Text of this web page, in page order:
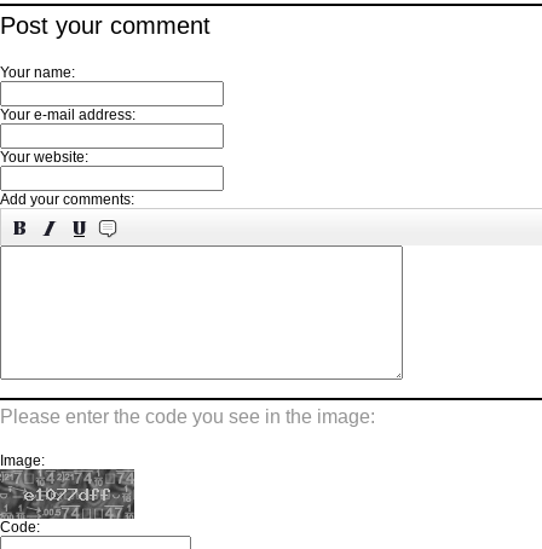
Post your comment
Your name:
Your e-mail address:
Your website:
Add your comments:
Please enter the code you see in the image:
Image:
Code: